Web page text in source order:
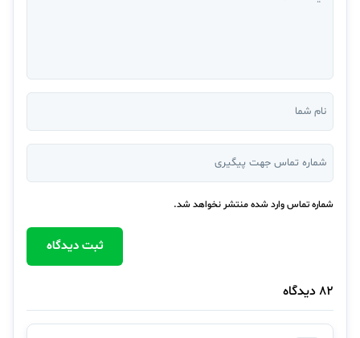
شماره تماس وارد شده منتشر نخواهد شد.
ثبت دیدگاه
82 دیدگاه